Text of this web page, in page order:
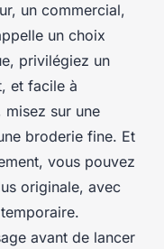
un commercial,
un choix
privilégiez un
et facile à
misez sur une
broderie fine. Et
vous pouvez
originale, avec
avant de lancer